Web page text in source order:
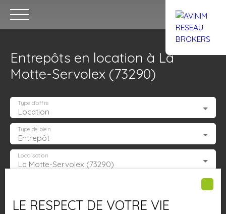
Accueil Acheter Trouver un
Estimation
Entrepôts en location à La
Motte-Servolex (73290)
Location
Type d'offre
Entrepôt
Type de bien
La Motte-Servolex (73290)
Localisation
LE RESPECT DE VOTRE VIE